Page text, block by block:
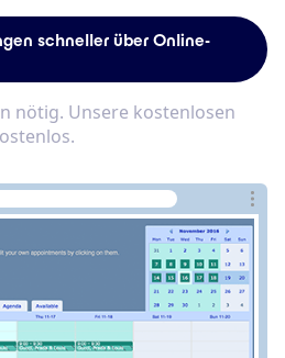
schneller über Online-
nötig. Unsere kostenlosen